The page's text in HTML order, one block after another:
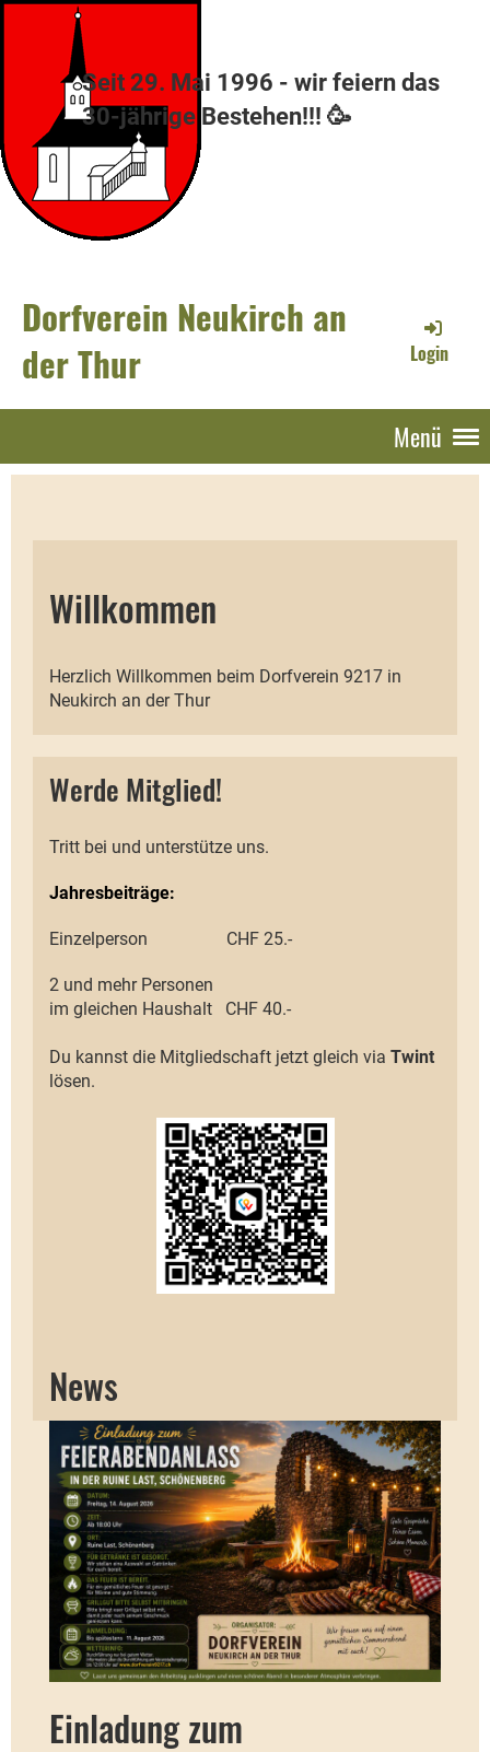
Seit 29. Mai 1996 - wir feiern das
30-jährige Bestehen!!! 🥳
Dorfverein Neukirch an
der Thur
Login
Menü
Willkommen
Herzlich Willkommen beim Dorfverein 9217 in
Neukirch an der Thur
Werde Mitglied!
Tritt bei und unterstütze uns.
Jahresbeiträge:
Einzelperson CHF 25.-
2 und mehr Personen
im gleichen Haushalt CHF 40.-
Du kannst die Mitgliedschaft jetzt gleich via Twint
lösen.
News
Einladung zum